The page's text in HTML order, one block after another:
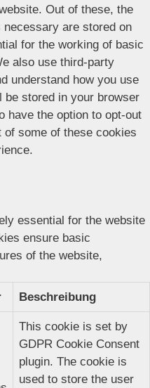
Out of these, the
are stored on
for the working of basic
also use third-party
understand how you use
stored in your browser
have the option to opt-out
some of these cookies
essential for the website
ensure basic
of the website,
Beschreibung
This cookie is set by
GDPR Cookie Consent
plugin. The cookie is
used to store the user